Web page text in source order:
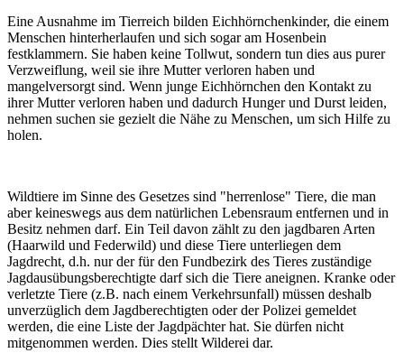
Eine Ausnahme im Tierreich bilden Eichhörnchenkinder, die einem
Menschen hinterherlaufen und sich sogar am Hosenbein
festklammern. Sie haben keine Tollwut, sondern tun dies aus purer
Verzweiflung, weil sie ihre Mutter verloren haben und
mangelversorgt sind. Wenn junge Eichhörnchen den Kontakt zu
ihrer Mutter verloren haben und dadurch Hunger und Durst leiden,
nehmen suchen sie gezielt die Nähe zu Menschen, um sich Hilfe zu
holen.
Wildtiere im Sinne des Gesetzes sind "herrenlose" Tiere, die man
aber keineswegs aus dem natürlichen Lebensraum entfernen und in
Besitz nehmen darf. Ein Teil davon zählt zu den jagdbaren Arten
(Haarwild und Federwild) und diese Tiere unterliegen dem
Jagdrecht, d.h. nur der für den Fundbezirk des Tieres zuständige
Jagdausübungsberechtigte darf sich die Tiere aneignen. Kranke oder
verletzte Tiere (z.B. nach einem Verkehrsunfall) müssen deshalb
unverzüglich dem Jagdberechtigten oder der Polizei gemeldet
werden, die eine Liste der Jagdpächter hat. Sie dürfen nicht
mitgenommen werden. Dies stellt Wilderei dar.